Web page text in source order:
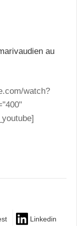
au
watch?
Linkedin